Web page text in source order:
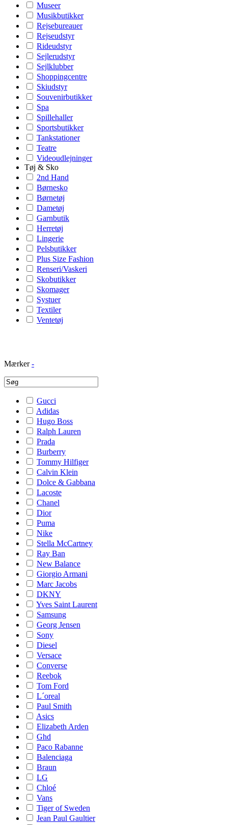
Museer
Musikbutikker
Rejsebureauer
Rejseudstyr
Rideudstyr
Sejlerudstyr
Sejlklubber
Shoppingcentre
Skiudstyr
Souvenirbutikker
Spa
Spillehaller
Sportsbutikker
Tankstationer
Teatre
Videoudlejninger
Tøj & Sko
2nd Hand
Børnesko
Børnetøj
Dametøj
Garnbutik
Herretøj
Lingerie
Pelsbutikker
Plus Size Fashion
Renseri/Vaskeri
Skobutikker
Skomager
Systuer
Textiler
Ventetøj
Mærker -
Gucci
Adidas
Hugo Boss
Ralph Lauren
Prada
Burberry
Tommy Hilfiger
Calvin Klein
Dolce & Gabbana
Lacoste
Chanel
Dior
Puma
Nike
Stella McCartney
Ray Ban
New Balance
Giorgio Armani
Marc Jacobs
DKNY
Yves Saint Laurent
Samsung
Georg Jensen
Sony
Diesel
Versace
Converse
Reebok
Tom Ford
L´oreal
Paul Smith
Asics
Elizabeth Arden
Ghd
Paco Rabanne
Balenciaga
Braun
LG
Chloé
Vans
Tiger of Sweden
Jean Paul Gaultier